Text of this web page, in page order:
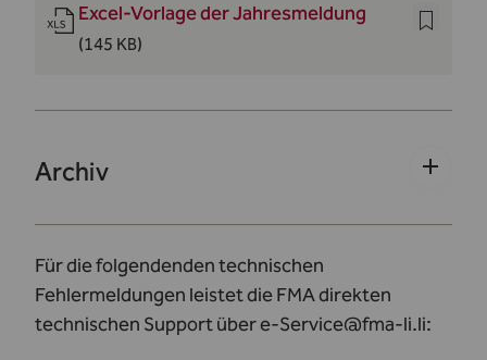
Excel-Vorlage der Jahresmeldung
(145 KB)
Archiv
Für die folgendenden technischen
Fehlermeldungen leistet die FMA direkten
technischen Support über e-Service@fma-li.li: